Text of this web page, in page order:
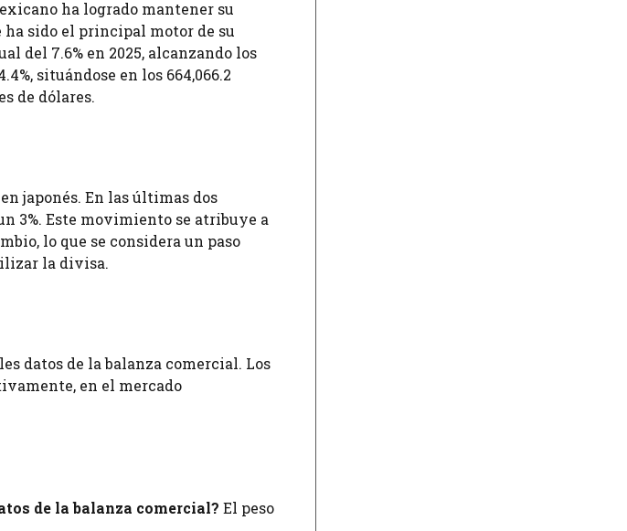
ha logrado mantener su
ha sido el principal motor de su
del 7.6% en 2025, alcanzando los
situándose en los 664,066.2
de dólares.
japonés. En las últimas dos
3%. Este movimiento se atribuye a
lo que se considera un paso
la divisa.
datos de la balanza comercial. Los
en el mercado
de la balanza comercial? El peso